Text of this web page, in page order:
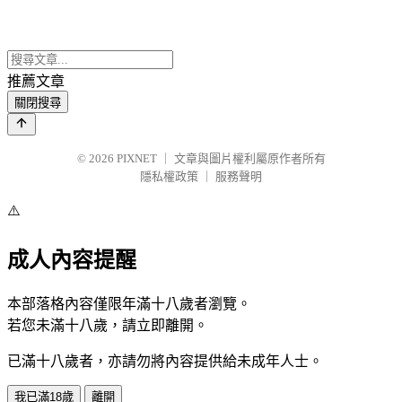
推薦文章
關閉搜尋
© 2026 PIXNET
文章與圖片權利屬原作者所有
隱私權政策
服務聲明
⚠️
成人內容提醒
本部落格內容僅限年滿十八歲者瀏覽。
若您未滿十八歲，請立即離開。
已滿十八歲者，亦請勿將內容提供給未成年人士。
我已滿18歲 離開